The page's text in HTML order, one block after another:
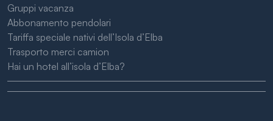
Gruppi vacanza
Abbonamento pendolari
Tariffa speciale nativi dell’Isola d’Elba
Trasporto merci camion
Hai un hotel all’isola d’Elba?